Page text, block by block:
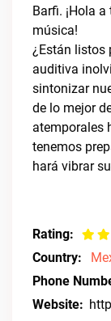
Barfi. ¡Hola
música!
¿Están listos
auditiva
sintonizar
de lo mejor
atemporales
tenemos
hará vibrar
Rating:
Country:
Phone
Website: